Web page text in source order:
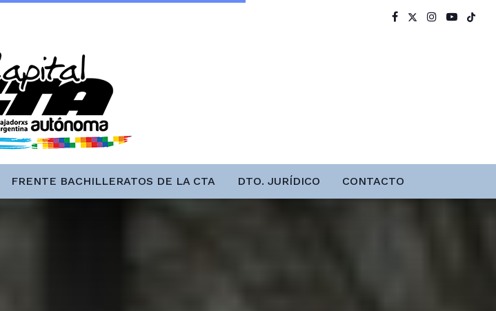
FRENTE BACHILLERATOS DE LA CTA DTO. JURÍDICO CONTACTO